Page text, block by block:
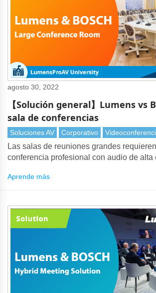
agosto 30, 2022
【Solución general】Lumens vs
sala de conferencias
Soluciones AV Corporativo
Las salas de reuniones grandes
conferencia profesional con audio de alta
cámaras Lumens para ofrecer todos los
Aprende más